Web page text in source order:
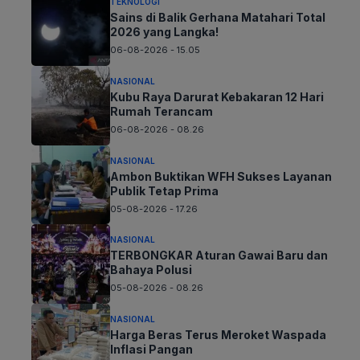
TEKNOLOGI
Sains di Balik Gerhana Matahari Total
2026 yang Langka!
06-08-2026 - 15.05
NASIONAL
Kubu Raya Darurat Kebakaran 12 Hari
Rumah Terancam
06-08-2026 - 08.26
NASIONAL
Ambon Buktikan WFH Sukses Layanan
Publik Tetap Prima
05-08-2026 - 17.26
NASIONAL
TERBONGKAR Aturan Gawai Baru dan
Bahaya Polusi
05-08-2026 - 08.26
NASIONAL
Harga Beras Terus Meroket Waspada
Inflasi Pangan